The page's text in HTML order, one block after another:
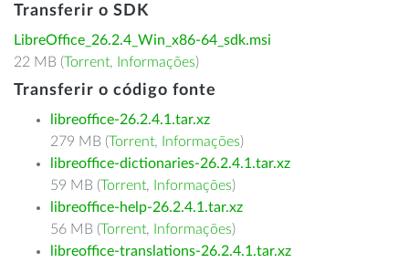
Transferir o SDK
LibreOffice_26.2.4_Win_x86-64_sdk.msi
22 MB (Torrent, Informações)
Transferir o código fonte
libreoffice-26.2.4.1.tar.xz
279 MB (Torrent, Informações)
libreoffice-dictionaries-26.2.4.1.tar.xz
59 MB (Torrent, Informações)
libreoffice-help-26.2.4.1.tar.xz
56 MB (Torrent, Informações)
libreoffice-translations-26.2.4.1.tar.xz